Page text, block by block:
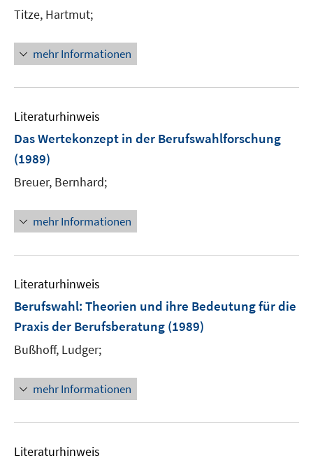
Titze, Hartmut;
mehr Informationen
Literaturhinweis
Das Wertekonzept in der Berufswahlforschung
(1989)
Breuer, Bernhard;
mehr Informationen
Literaturhinweis
Berufswahl: Theorien und ihre Bedeutung für die
Praxis der Berufsberatung (1989)
Bußhoff, Ludger;
mehr Informationen
Literaturhinweis